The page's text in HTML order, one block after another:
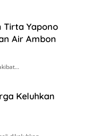
Tirta Yapono
Air Ambon
Keluhkan